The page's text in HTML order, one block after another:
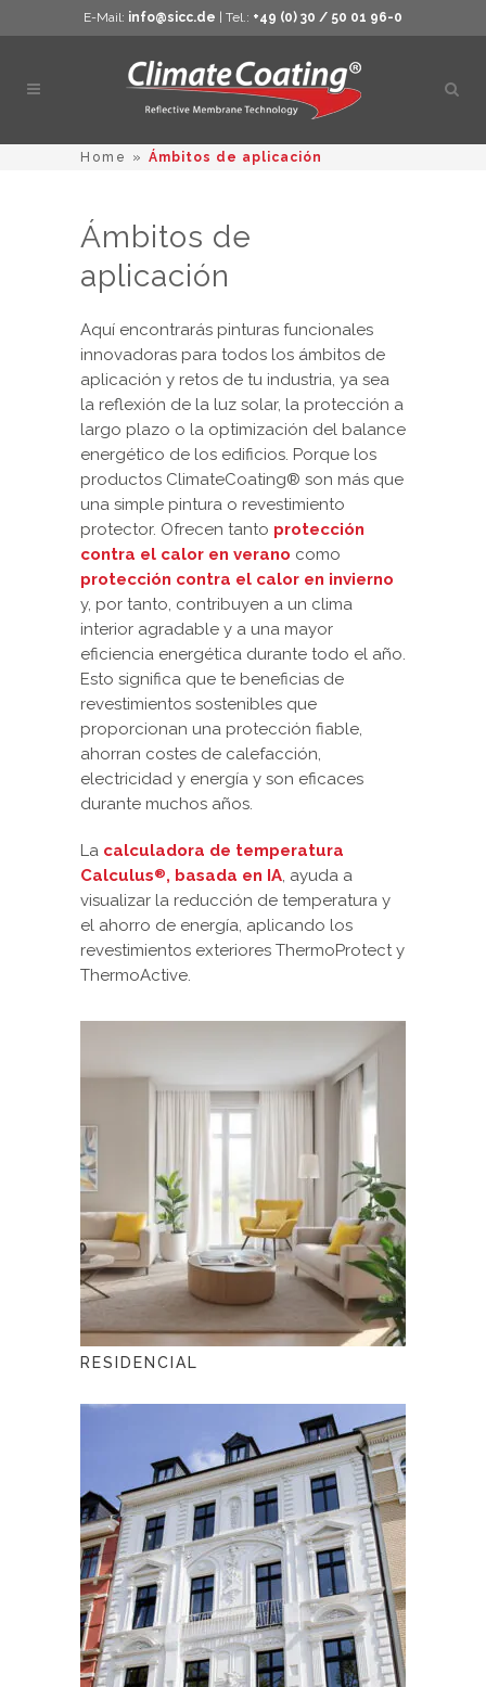
E-Mail: info@sicc.de | Tel.: +49 (0) 30 / 50 01 96-0
Abrir
Home » Ámbitos de aplicación
Ámbitos de
aplicación
Aquí encontrarás pinturas funcionales
innovadoras para todos los ámbitos de
aplicación y retos de tu industria, ya sea
la reflexión de la luz solar, la protección a
largo plazo o la optimización del balance
energético de los edificios. Porque los
productos ClimateCoating® son más que
una simple pintura o revestimiento
protector. Ofrecen tanto protección
contra el calor en verano como
protección contra el calor en invierno
y, por tanto, contribuyen a un clima
interior agradable y a una mayor
eficiencia energética durante todo el año.
Esto significa que te beneficias de
revestimientos sostenibles que
proporcionan una protección fiable,
ahorran costes de calefacción,
electricidad y energía y son eficaces
durante muchos años.
La calculadora de temperatura
Calculus®, basada en IA, ayuda a
visualizar la reducción de temperatura y
el ahorro de energía, aplicando los
revestimientos exteriores ThermoProtect y
ThermoActive.
RESIDENCIAL